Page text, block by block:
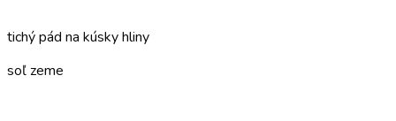
tichý pád na kúsky hliny
soľ zeme